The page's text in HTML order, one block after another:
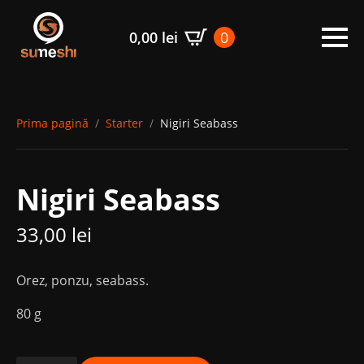
0,00 lei 0
Prima pagină Starter Nigiri Seabass
Nigiri Seabass
33,00 lei
Orez, ponzu, seabass.
80 g